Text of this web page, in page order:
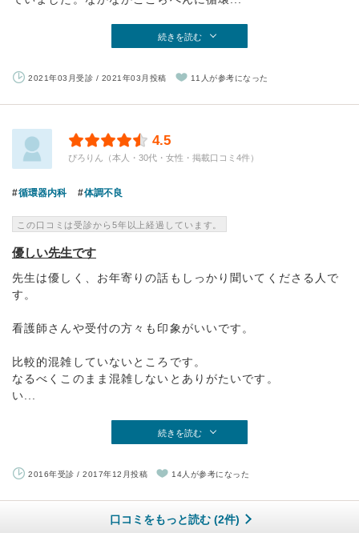
続きを読む
2021年03月受診 / 2021年03月投稿 11人が参考になった
4.5
ぴろりん（本人・30代・女性・掲載口コミ4件）
循環器内科 体調不良
この口コミは受診から5年以上経過しています。
優しい先生です
先生は優しく、お年寄りの話もしっかり聞いてくださる人で
す。
看護師さんや受付の方々も印象がいいです。
比較的混雑していないところです。
なるべくこのまま混雑しないとありがたいです。
い...
続きを読む
2016年受診 / 2017年12月投稿 14人が参考になった
口コミをもっと読む (2件)